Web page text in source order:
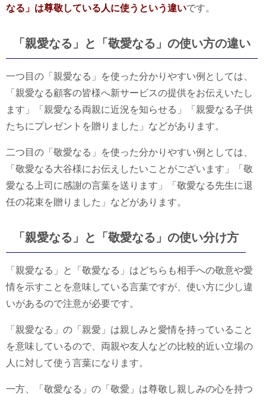
なる」は尊敬している人に使うという違いです。
「親愛なる」と「敬愛なる」の使い方の違い
一つ目の「親愛なる」を使った分かりやすい例としては、
「親愛なる顧客の皆様へ新サービスの提供をお伝えいたし
ます」「親愛なる両親に近況を知らせる」「親愛なる子供
たちにプレゼントを贈りました」などがあります。
二つ目の「敬愛なる」を使った分かりやすい例としては、
「敬愛なる大谷様にお伝えしたいことがございます」「敬
愛なる上司に感謝の言葉を送ります」「敬愛なる先生に退
任の花束を贈りました」などがあります。
「親愛なる」と「敬愛なる」の使い分け方
「親愛なる」と「敬愛なる」はどちらも相手への敬意や愛
情を示すことを意味している言葉ですが、使い方に少し違
いがあるので注意が必要です。
「親愛なる」の「親愛」は親しみと愛情を持っていること
を意味しているので、両親や友人などの比較的近い立場の
人に対して使う言葉になります。
一方、「敬愛なる」の「敬愛」は尊敬し親しみの心を持つ